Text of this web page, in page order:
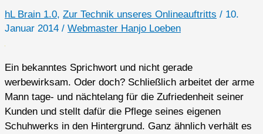
hL Brain 1.0, Zur Technik unseres Onlineauftritts / 10.
Januar 2014 / Webmaster Hanjo Loeben
Ein bekanntes Sprichwort und nicht gerade
werbewirksam. Oder doch? Schließlich arbeitet der arme
Mann tage- und nächtelang für die Zufriedenheit seiner
Kunden und stellt dafür die Pflege seines eigenen
Schuhwerks in den Hintergrund. Ganz ähnlich verhält es